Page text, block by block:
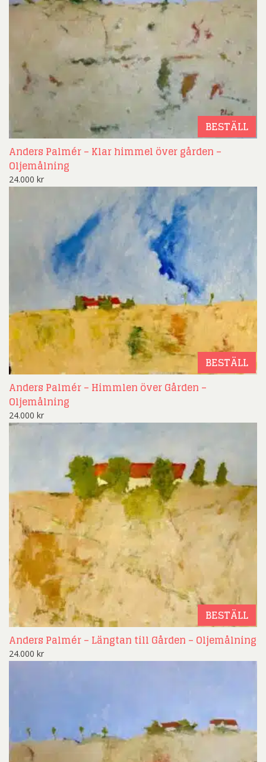
BESTÄLL
Anders Palmér – Klar himmel över gården –
Oljemålning
24.000 kr
BESTÄLL
Anders Palmér – Himmlen över Gården –
Oljemålning
24.000 kr
BESTÄLL
Anders Palmér – Längtan till Gården – Oljemålning
24.000 kr